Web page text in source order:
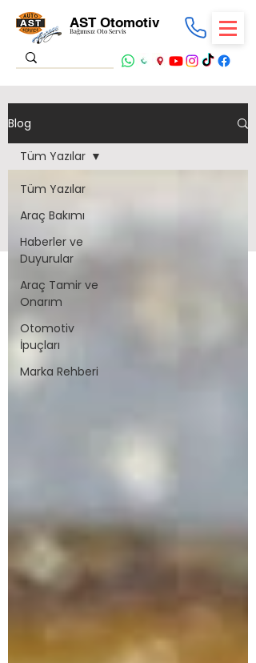
AST Otomotiv
Bağımsız Oto Servis
Blog
Tüm Yazılar
Araç Bakımı
Haberler ve
Duyurular
Araç Tamir ve
Onarım
Otomotiv
İpuçları
Marka Rehberi
Tüm Yazılar